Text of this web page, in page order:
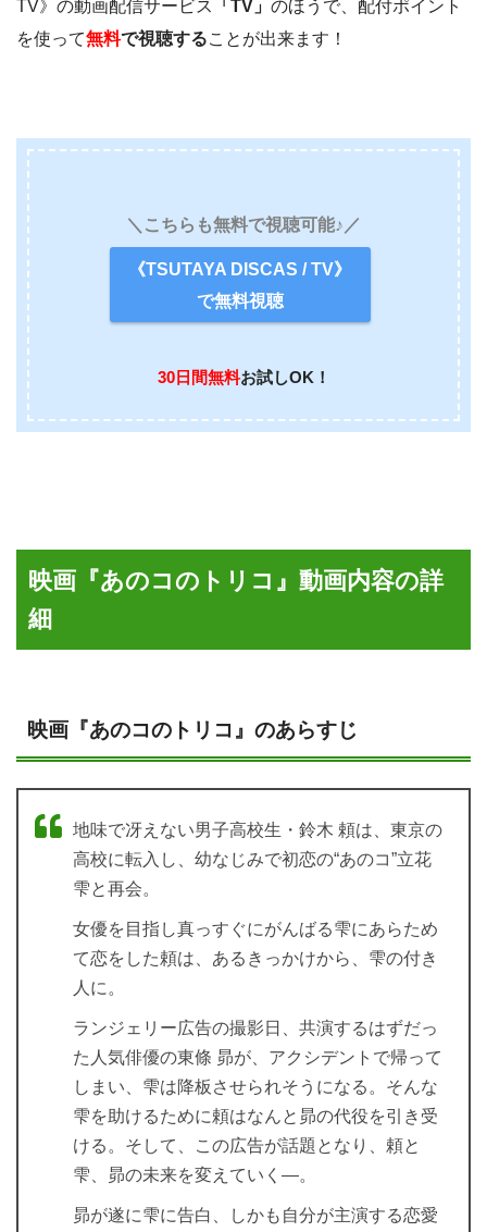
TV》の動画配信サービス 「TV」 のほうで、配付ポイント
を使って無料で視聴することが出来ます！
＼こちらも無料で視聴可能♪／
《TSUTAYA DISCAS / TV》
で無料視聴
30日間無料お試しOK！
映画『あのコのトリコ』動画内容の詳
細
映画『あのコのトリコ』のあらすじ
地味で冴えない男子高校生・鈴木 頼は、東京の
高校に転入し、幼なじみで初恋の“あのコ”立花
雫と再会。
女優を目指し真っすぐにがんばる雫にあらため
て恋をした頼は、あるきっかけから、雫の付き
人に。
ランジェリー広告の撮影日、共演するはずだっ
た人気俳優の東條 昴が、アクシデントで帰って
しまい、雫は降板させられそうになる。そんな
雫を助けるために頼はなんと昴の代役を引き受
ける。そして、この広告が話題となり、頼と
雫、昴の未来を変えていく―。
昴が遂に雫に告白、しかも自分が主演する恋愛